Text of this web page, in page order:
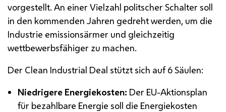
vorgestellt. An einer Vielzahl politscher Schalter soll
in den kommenden Jahren gedreht werden, um die
Industrie emissionsärmer und gleichzeitig
wettbewerbsfähiger zu machen.
Der Clean Industrial Deal stützt sich auf 6 Säulen:
Niedrigere Energiekosten: Der EU-Aktionsplan
für bezahlbare Energie soll die Energiekosten